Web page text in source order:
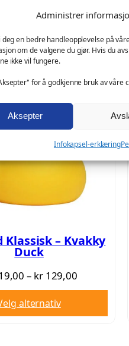
Administrer
deg en bedre handleopplevelse på
om de valgene du gjør. Hvis du
ikke vil fungere.
for å godkjenne bruk av våre
Aksepter
Infokapsel-erklæring
t
–
L
i
a
l
a
l
g
p
i
s
v
a
:
r
9
r
i
e
k
e
r
Klassisk – Kvakky
Duck
– kr129,00
kr 119,00
alternativ